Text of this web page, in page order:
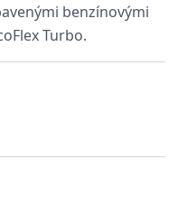
benzínovými
Turbo.